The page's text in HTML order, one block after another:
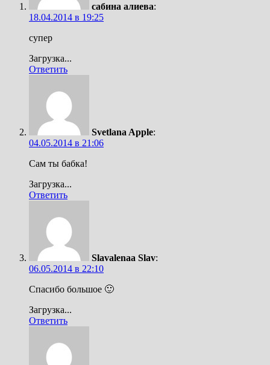
сабина алиева:
18.04.2014 в 19:25
супер
Загрузка...
Ответить
Svetlana Apple:
04.05.2014 в 21:06
Сам ты бабка!
Загрузка...
Ответить
Slavalenaa Slav:
06.05.2014 в 22:10
Спасибо большое 🙂
Загрузка...
Ответить